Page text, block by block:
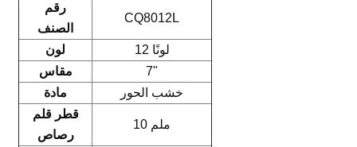
رقم
الصنف
CQ8012L
لون
12 لونًا
مقاس
7"
مادة
خشب الحور
قطر قلم
رصاص
10 ملم